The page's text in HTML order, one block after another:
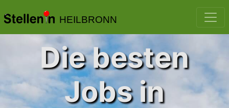
HEILBRONN
Die besten
Jobs in